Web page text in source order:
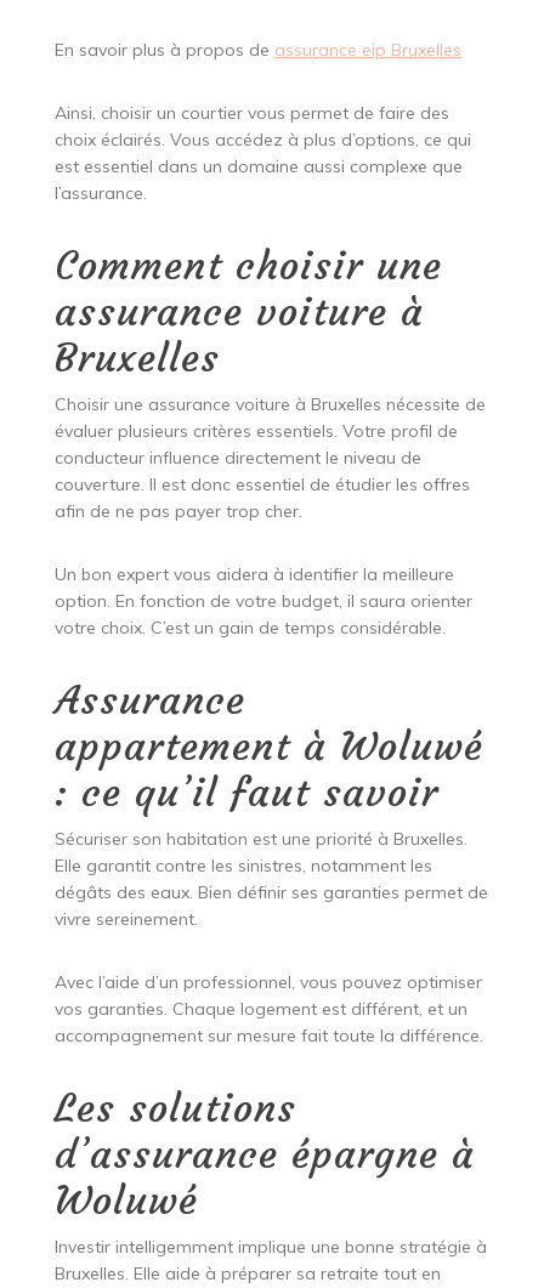
En savoir plus à propos de assurance eip Bruxelles
Ainsi, choisir un courtier vous permet de faire des
choix éclairés. Vous accédez à plus d’options, ce qui
est essentiel dans un domaine aussi complexe que
l’assurance.
Comment choisir une
assurance voiture à
Bruxelles
Choisir une assurance voiture à Bruxelles nécessite de
évaluer plusieurs critères essentiels. Votre profil de
conducteur influence directement le niveau de
couverture. Il est donc essentiel de étudier les offres
afin de ne pas payer trop cher.
Un bon expert vous aidera à identifier la meilleure
option. En fonction de votre budget, il saura orienter
votre choix. C’est un gain de temps considérable.
Assurance
appartement à Woluwé
: ce qu’il faut savoir
Sécuriser son habitation est une priorité à Bruxelles.
Elle garantit contre les sinistres, notamment les
dégâts des eaux. Bien définir ses garanties permet de
vivre sereinement.
Avec l’aide d’un professionnel, vous pouvez optimiser
vos garanties. Chaque logement est différent, et un
accompagnement sur mesure fait toute la différence.
Les solutions
d’assurance épargne à
Woluwé
Investir intelligemment implique une bonne stratégie à
Bruxelles. Elle aide à préparer sa retraite tout en